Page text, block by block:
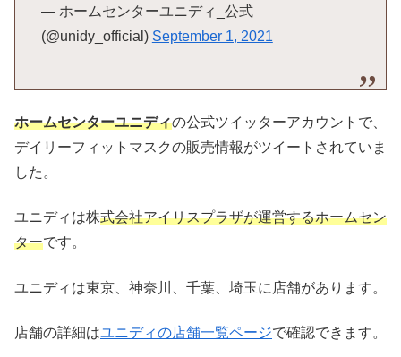
— ホームセンターユニディ_公式
(@unidy_official) September 1, 2021
ホームセンターユニディの公式ツイッターアカウントで、
デイリーフィットマスクの販売情報がツイートされていま
した。
ユニディは株式会社アイリスプラザが運営するホームセン
ターです。
ユニディは東京、神奈川、千葉、埼玉に店舗があります。
店舗の詳細はユニディの店舗一覧ページで確認できます。